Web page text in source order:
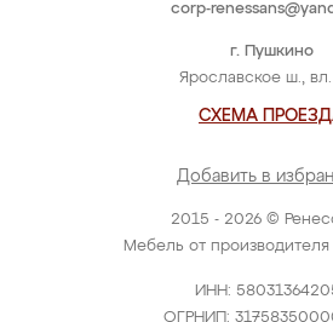
2015 - 2026 ©
Мебель от
ИНН:
ОГРНИП:
г. Пушкино
Ярославское ш., вл.
СХЕМА
Добавить в
corp-